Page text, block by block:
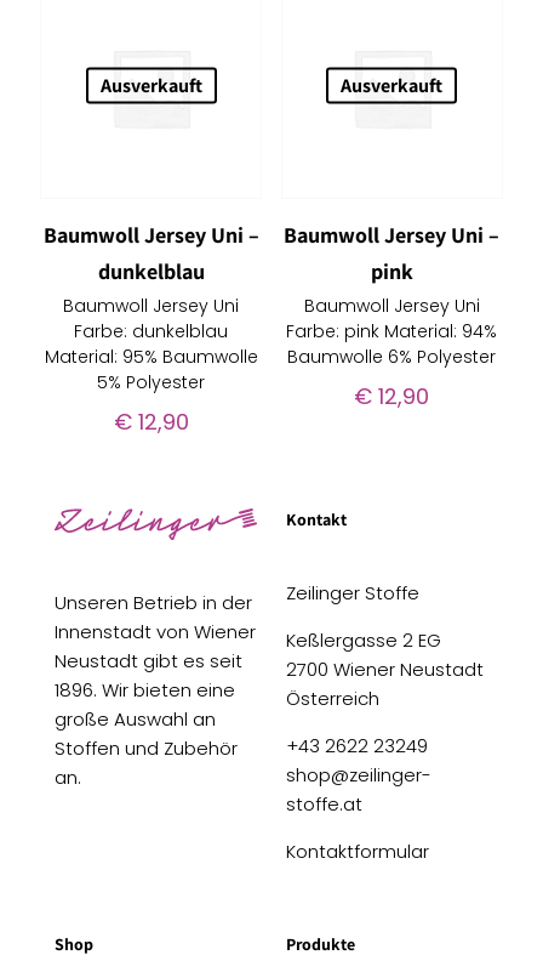
Ausverkauft
Baumwoll Jersey Uni –
dunkelblau
Baumwoll Jersey Uni
Farbe: dunkelblau
Material: 95% Baumwolle
5% Polyester
€12,90
Ausverkauft
Baumwoll Jersey Uni –
pink
Baumwoll Jersey Uni
Farbe: pink Material: 94%
Baumwolle 6% Polyester
€ 12,90
Unseren Betrieb in der
Innenstadt von Wiener
Neustadt gibt es seit
1896. Wir bieten eine
große Auswahl an
Stoffen und Zubehör
an.
Kontakt
Zeilinger Stoffe
Keßlergasse 2 EG
2700 Wiener Neustadt
Österreich
+43 2622 23249
shop@zeilinger-
stoffe.at
Kontaktformular
Shop Produkte